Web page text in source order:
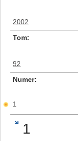
2002
Tom
92
Numer
1
1